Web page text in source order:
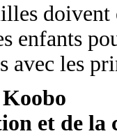
enfants
avec les
et de